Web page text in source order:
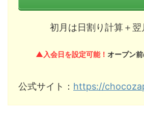
初月は日割り計算＋翌
▲入会日を設定可能！ オープン
公式サイト： https://